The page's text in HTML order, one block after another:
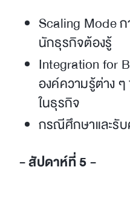
Scaling Mode ก
นักธุรกิจต้องรู้
Integration for
องค์ความรู้ต่าง
ในธุรกิจ
กรณีศึกษาและรับ
- สัปดาห์ที่ 5 -